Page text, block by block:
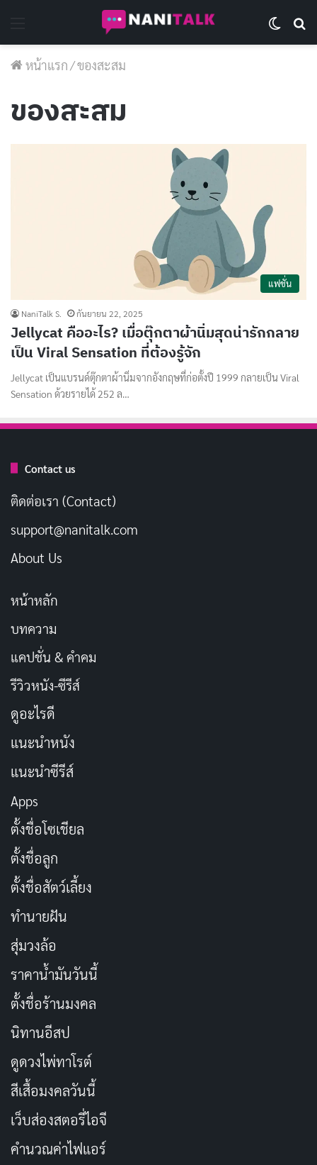
หน้าแรก/ของสะสม
ของสะสม
แฟชั่น
NaniTalk S. กันยายน 22, 2025
Jellycat คืออะไร? เมื่อตุ๊กตาผ้านิ่มสุดน่ารักกลาย
เป็น Viral Sensation ที่ต้องรู้จัก
Jellycat เป็นแบรนด์ตุ๊กตาผ้านิ่มจากอังกฤษที่ก่อตั้งปี 1999 กลายเป็น Viral
Sensation ด้วยรายได้ 252 ล…
Contact us
ติดต่อเรา (Contact)
support@nanitalk.com
About Us
หน้าหลัก
บทความ
แคปชั่น & คำคม
รีวิวหนัง-ซีรีส์
ดูอะไรดี
แนะนำหนัง
แนะนำซีรีส์
Apps
ตั้งชื่อโซเชียล
ตั้งชื่อลูก
ตั้งชื่อสัตว์เลี้ยง
ทำนายฝัน
สุ่มวงล้อ
ราคาน้ำมันวันนี้
ตั้งชื่อร้านมงคล
นิทานอีสป
ดูดวงไพ่ทาโรต์
สีเสื้อมงคลวันนี้
เว็บส่องสตอรี่ไอจี
คำนวณค่าไฟแอร์